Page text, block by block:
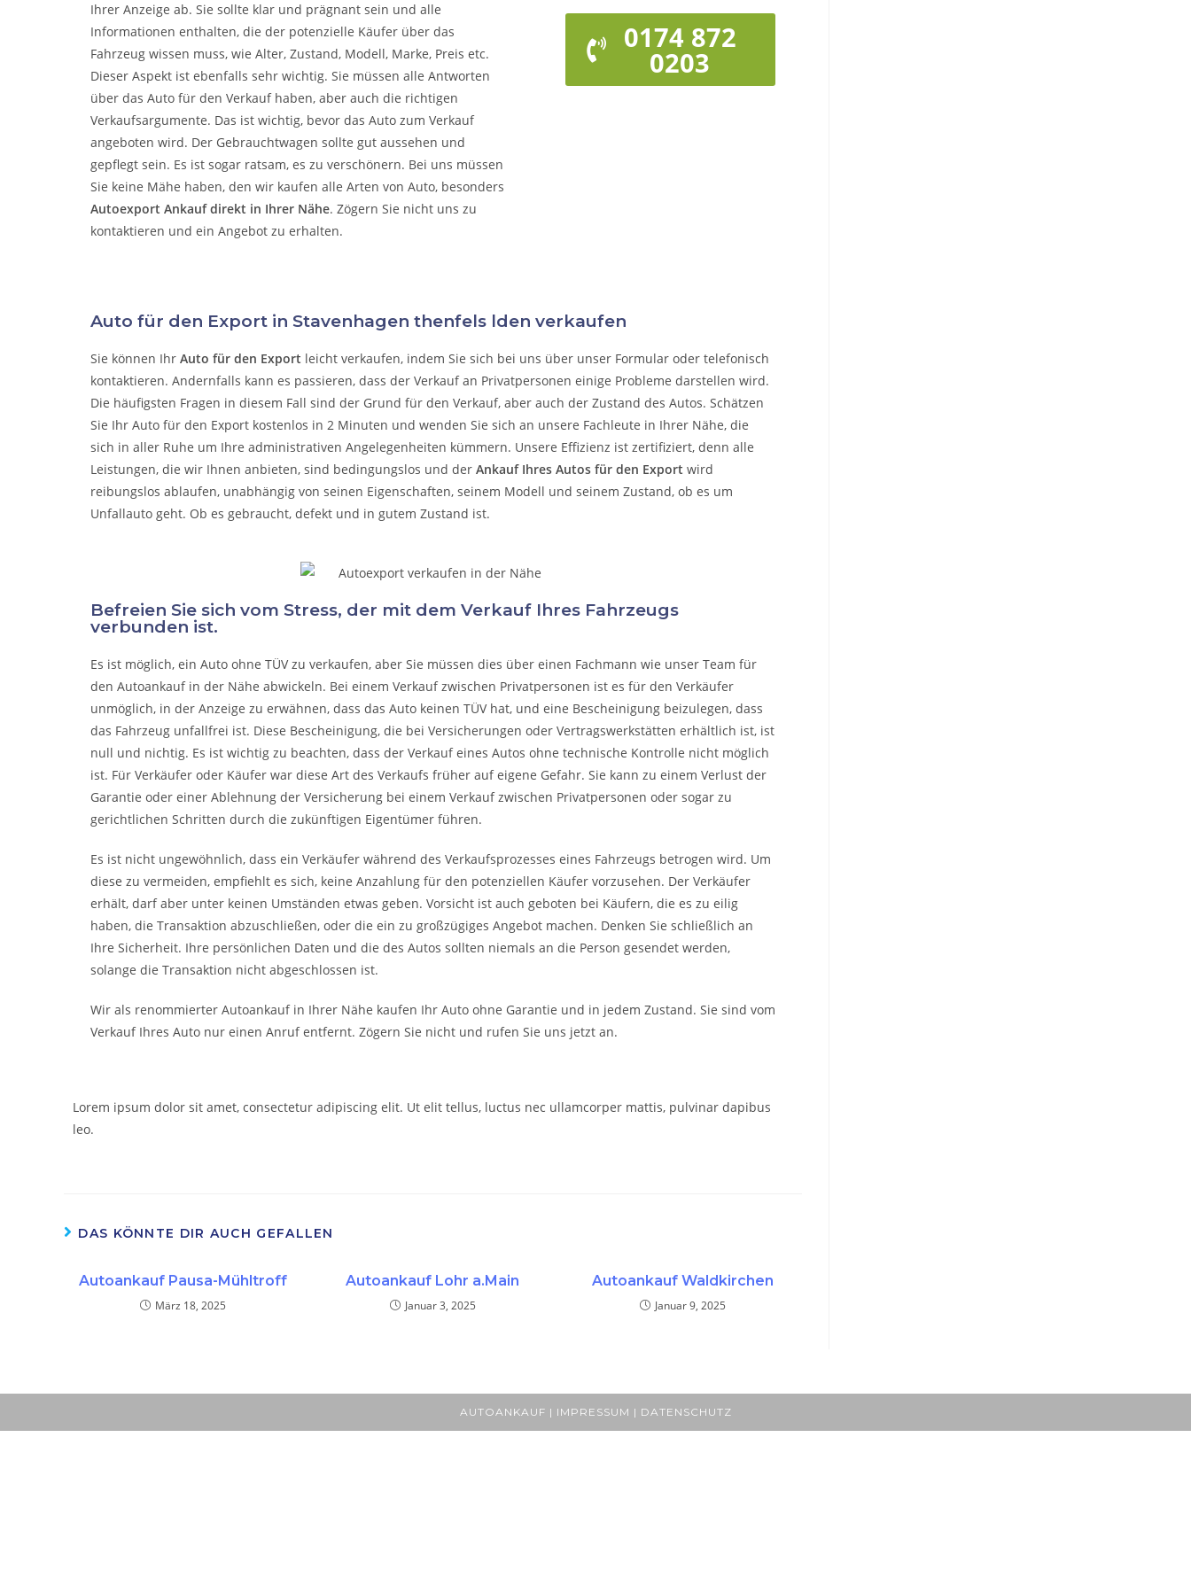
Ihrer Anzeige ab. Sie sollte klar und prägnant sein und alle
Informationen enthalten, die der potenzielle Käufer über das
Fahrzeug wissen muss, wie Alter, Zustand, Modell, Marke, Preis etc.
Dieser Aspekt ist ebenfalls sehr wichtig. Sie müssen alle Antworten
über das Auto für den Verkauf haben, aber auch die richtigen
Verkaufsargumente. Das ist wichtig, bevor das Auto zum Verkauf
angeboten wird. Der Gebrauchtwagen sollte gut aussehen und
gepflegt sein. Es ist sogar ratsam, es zu verschönern. Bei uns müssen
Sie keine Mähe haben, den wir kaufen alle Arten von Auto, besonders
Autoexport Ankauf direkt in Ihrer Nähe. Zögern Sie nicht uns zu
kontaktieren und ein Angebot zu erhalten.
0174 872
0203
Auto für den Export in Stavenhagen thenfels lden verkaufen
Sie können Ihr Auto für den Export leicht verkaufen, indem Sie sich bei uns über unser Formular oder telefonisch
kontaktieren. Andernfalls kann es passieren, dass der Verkauf an Privatpersonen einige Probleme darstellen wird.
Die häufigsten Fragen in diesem Fall sind der Grund für den Verkauf, aber auch der Zustand des Autos. Schätzen
Sie Ihr Auto für den Export kostenlos in 2 Minuten und wenden Sie sich an unsere Fachleute in Ihrer Nähe, die
sich in aller Ruhe um Ihre administrativen Angelegenheiten kümmern. Unsere Effizienz ist zertifiziert, denn alle
Leistungen, die wir Ihnen anbieten, sind bedingungslos und der Ankauf Ihres Autos für den Export wird
reibungslos ablaufen, unabhängig von seinen Eigenschaften, seinem Modell und seinem Zustand, ob es um
Unfallauto geht. Ob es gebraucht, defekt und in gutem Zustand ist.
Befreien Sie sich vom Stress, der mit dem Verkauf Ihres Fahrzeugs
verbunden ist.
Es ist möglich, ein Auto ohne TÜV zu verkaufen, aber Sie müssen dies über einen Fachmann wie unser Team für
den Autoankauf in der Nähe abwickeln. Bei einem Verkauf zwischen Privatpersonen ist es für den Verkäufer
unmöglich, in der Anzeige zu erwähnen, dass das Auto keinen TÜV hat, und eine Bescheinigung beizulegen, dass
das Fahrzeug unfallfrei ist. Diese Bescheinigung, die bei Versicherungen oder Vertragswerkstätten erhältlich ist, ist
null und nichtig. Es ist wichtig zu beachten, dass der Verkauf eines Autos ohne technische Kontrolle nicht möglich
ist. Für Verkäufer oder Käufer war diese Art des Verkaufs früher auf eigene Gefahr. Sie kann zu einem Verlust der
Garantie oder einer Ablehnung der Versicherung bei einem Verkauf zwischen Privatpersonen oder sogar zu
gerichtlichen Schritten durch die zukünftigen Eigentümer führen.
Es ist nicht ungewöhnlich, dass ein Verkäufer während des Verkaufsprozesses eines Fahrzeugs betrogen wird. Um
diese zu vermeiden, empfiehlt es sich, keine Anzahlung für den potenziellen Käufer vorzusehen. Der Verkäufer
erhält, darf aber unter keinen Umständen etwas geben. Vorsicht ist auch geboten bei Käufern, die es zu eilig
haben, die Transaktion abzuschließen, oder die ein zu großzügiges Angebot machen. Denken Sie schließlich an
Ihre Sicherheit. Ihre persönlichen Daten und die des Autos sollten niemals an die Person gesendet werden,
solange die Transaktion nicht abgeschlossen ist.
Wir als renommierter Autoankauf in Ihrer Nähe kaufen Ihr Auto ohne Garantie und in jedem Zustand. Sie sind vom
Verkauf Ihres Auto nur einen Anruf entfernt. Zögern Sie nicht und rufen Sie uns jetzt an.
Lorem ipsum dolor sit amet, consectetur adipiscing elit. Ut elit tellus, luctus nec ullamcorper mattis, pulvinar dapibus
leo.
DAS KÖNNTE DIR AUCH GEFALLEN
Autoankauf Pausa-Mühltroff
März 18, 2025
Autoankauf Lohr a.Main
Januar 3, 2025
Autoankauf Waldkirchen
Januar 9, 2025
AUTOANKAUF | IMPRESSUM | DATENSCHUTZ